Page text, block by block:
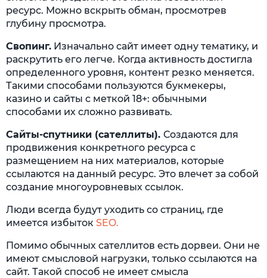
ресурс. Можно вскрыть обман, просмотрев
глубину просмотра.
Свопинг. Изначально сайт имеет одну тематику, и
раскрутить его легче. Когда активность достигла
определенного уровня, контент резко меняется.
Такими способами пользуются букмекеры,
казино и сайты с меткой 18+: обычными
способами их сложно развивать.
Сайты-спутники (сателлиты). Создаются для
продвижения конкретного ресурса с
размещением на них материалов, которые
ссылаются на данный ресурс. Это влечет за собой
создание многоуровневых ссылок.
Люди всегда будут уходить со страниц, где
имеется избыток SEO.
Помимо обычных сателлитов есть дорвеи. Они не
имеют смысловой нагрузки, только ссылаются на
сайт. Такой способ не имеет смысла